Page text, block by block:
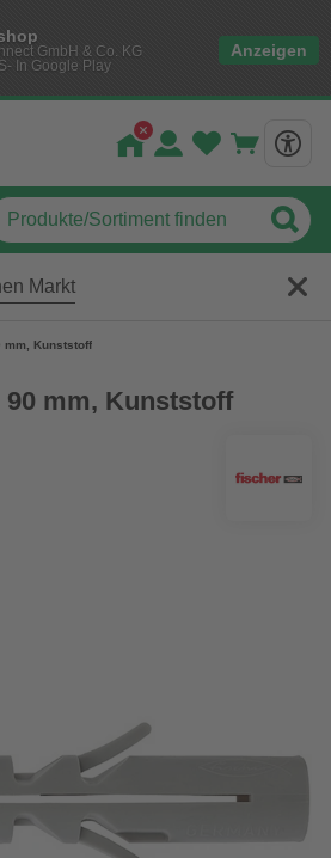
GmbH & Co. KG
In Google Play
Anzeigen
Markt
mm, Kunststoff
mm, Kunststoff